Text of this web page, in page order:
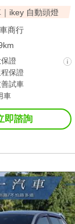
ikey 自動頭燈
商行
證
程保證
試車
車
即諮詢